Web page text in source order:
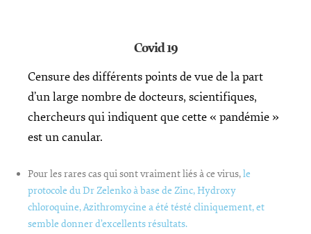
Covid 19
Censure des différents points de vue de la part
d’un large nombre de docteurs, scientifiques,
chercheurs qui indiquent que cette « pandémie »
est un canular.
Pour les rares cas qui sont vraiment liés à ce virus,le
protocole du Dr Zelenko à base de Zinc, Hydroxy
chloroquine, Azithromycine a été tésté cliniquement, et
semble donner d’excellents résultats.